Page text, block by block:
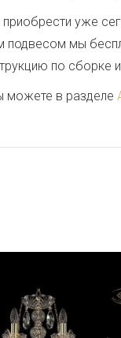
уже
подвесом мы
по сборке
можете в разделе